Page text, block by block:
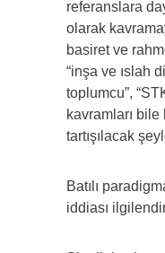
referanslara
olarak
basiret ve
“inşa ve ıslah
toplumcu”,
kavramları bile
tartışılacak
Batılı
iddiası